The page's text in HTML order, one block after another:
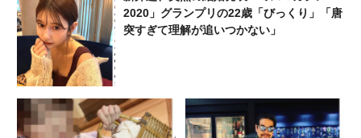
2020」グランプリの22歳「びっくり」「唐
突すぎて理解が追いつかない」